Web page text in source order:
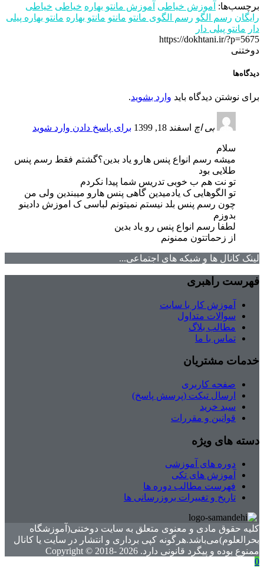
برچسب‌ها: آموزش خیاطی آموزش مانتو بهاره خیاطی خیاطی
رایگان رسم الگو رسم الگوی مانتو مانتو مانتو بهاره مانتو بهاره پیلی
دار مانتو پیلی دار
https://dokhtani.ir/?p=5675
دوختنی
دیدگاه‌ها
برای نوشتن دیدگاه باید وارد بشوید.
بی اچ اسفند 18, 1399 برای پاسخ دادن وارد شوید
سلام
میشه رسم انواع پنس هارو یاد بدین؟گشتم فقط رسم پنس
طلایی بود
تو نت هم ب خوبی تدریس شما پیدا نکردم
تو الگوهایی ک یادمیدین گاهی پنس هارو میبندین ولی من
چون رسم پنس بلد نیستم نمیتونم لباسی ک اموزش دادینو
بدوزم
لطفا رسم انواع پنس رو یاد بدین
از زحماتتون ممنونم
لینک کانال ها و شبکه های اجتماعی...
فهرست راهبری
آموزش کار با سایت
سوالات متداول
مطالب بلاگ
تماس با ما
خدمات مشتریان
صفحه کاربری
ارسال تیکت (پرسش پاسخ)
سبد خرید
قوانین و مقررات
دسته های ویژه
دوره های آموزشی
آموزش های تکی
فهرست مطالب دوره ها
تاریخ و تغییرات بروزرسانی ها
کلیه حقوق مادی و معنوی متعلق به سایت دوختنی(آموزشگاه
بحرالعلوم)می‌باشد.هرگونه کپی برداری و انتشار در سایت یا کانال
ممنوع بوده و پیگرد قانونی دارد. Copyright © 2018- 2026
0